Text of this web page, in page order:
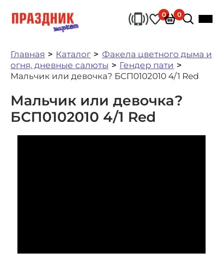
0 0
Главная Каталог
Факела цветного дыма и
огня, дневные салюты
Гендер пати
Мальчик или девочка? БСП0102010 4/1 Red
Мальчик или девочка?
БСП0102010 4/1 Red